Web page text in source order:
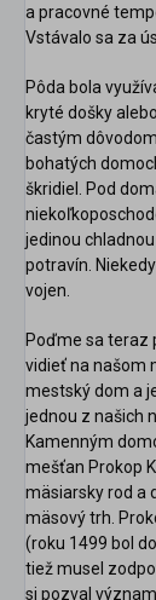
a pracovné
Vstávalo sa za
Pôda bola
kryté došky
častým
bohatých
škridiel. Pod
jedinou
potravín.
vojen.
Poďme sa teraz
vidieť na našom
mestský dom a
jednou z našich
Kamenným
mešťan Prokop
mäsiarsky rod a
mäsový trh.
(roku 1499 bol
tiež musel
si pozval